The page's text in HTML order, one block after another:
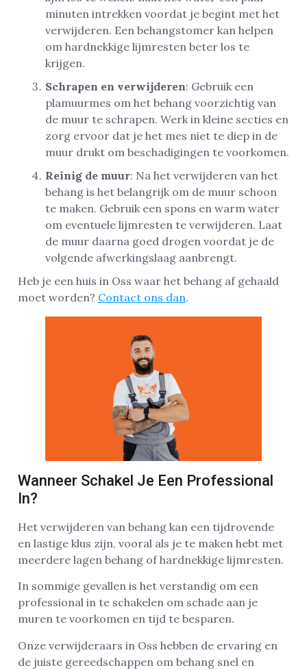
minuten intrekken voordat je begint met het
verwijderen. Een behangstomer kan helpen
om hardnekkige lijmresten beter los te
krijgen.
Schrapen en verwijderen: Gebruik een
plamuurmes om het behang voorzichtig van
de muur te schrapen. Werk in kleine secties en
zorg ervoor dat je het mes niet te diep in de
muur drukt om beschadigingen te voorkomen.
Reinig de muur: Na het verwijderen van het
behang is het belangrijk om de muur schoon
te maken. Gebruik een spons en warm water
om eventuele lijmresten te verwijderen. Laat
de muur daarna goed drogen voordat je de
volgende afwerkingslaag aanbrengt.
Heb je een huis in Oss waar het behang af gehaald
moet worden? Contact ons dan.
Wanneer Schakel Je Een Professional
In?
Het verwijderen van behang kan een tijdrovende
en lastige klus zijn, vooral als je te maken hebt met
meerdere lagen behang of hardnekkige lijmresten.
In sommige gevallen is het verstandig om een
professional in te schakelen om schade aan je
muren te voorkomen en tijd te besparen.
Onze verwijderaars in Oss hebben de ervaring en
de juiste gereedschappen om behang snel en